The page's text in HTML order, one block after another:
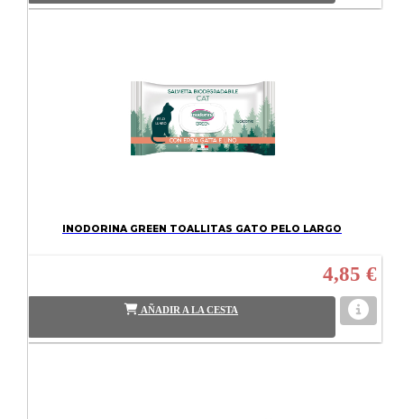
INODORINA GREEN TOALLITAS GATO PELO LARGO
4,85 €
AÑADIR A LA CESTA